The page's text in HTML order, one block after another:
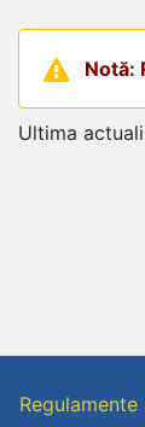
Notă:
Ultima